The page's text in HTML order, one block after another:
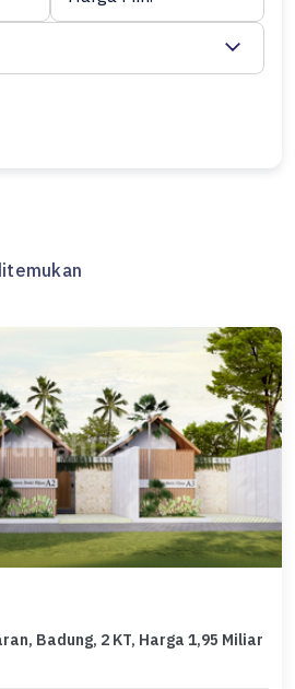
Badung, 2 KT, Harga 1,95 Miliar